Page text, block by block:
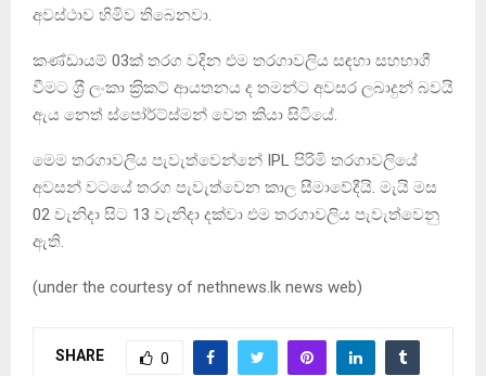
අවස්ථාව හිමිව තිබෙනවා.
කණ්ඩායම් 03ක් තරග වදින එම තරගාවලිය සඳහා සහභාගී
වීමට ශ‍්‍රී ලංකා ක‍්‍රිකට් ආයතනය ද තමන්ට අවසර ලබාදුන් බවයි
ඇය නෙත් ස්පෝර්ට්ස්මන් වෙත කියා සිටියේ.
මෙම තරගාවලිය පැවැත්වෙන්නේ IPL පිරිමි තරගාවලියේ
අවසන් වටයේ තරග පැවැත්වෙන කාල සීමාවේදීයි. මැයි මස
02 වැනිදා සිට 13 වැනිදා දක්වා එම තරගාවලිය පැවැත්වෙනු
ඇති.
(under the courtesy of nethnews.lk news web)
SHARE 0